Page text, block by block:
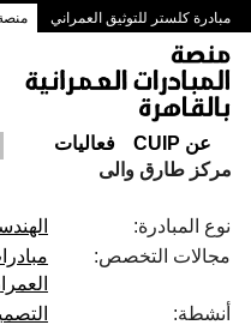
مبادرة كلستر للتوثيق العمراني
ممرات وسط البلد بالقاهرة
عن CUIP فعاليات
مركز طارق والى
نوع المبادرة:
مجالات التخصص:
أنشطة: